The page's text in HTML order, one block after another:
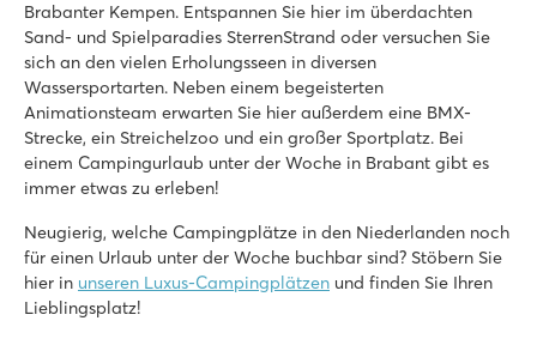
★ ★ ★
Großer Poolkomplex mit mehreren Rutschen
Unterkünfte nahe des Familienschwimmbades
Nur 20 Autominuten vom lebhaften Poreč
Marvilla Parks Friese Meren
Marvilla Parks Friese Meren
★ ★ ★
Überschaubares Hallenbad
Brabanter Kempen. Entspannen Sie hier im überdachten
Sand- und Spielparadies SterrenStrand oder versuchen Sie
sich an den vielen Erholungsseen in diversen
Wassersportarten. Neben einem begeisterten
Animationsteam erwarten Sie hier außerdem eine BMX-
Strecke, ein Streichelzoo und ein großer Sportplatz. Bei
einem Campingurlaub unter der Woche in Brabant gibt es
immer etwas zu erleben!
Neugierig, welche Campingplätze in den Niederlanden noch
für einen Urlaub unter der Woche buchbar sind? Stöbern Sie
hier in unseren Luxus-Campingplätzen und finden Sie Ihren
Lieblingsplatz!